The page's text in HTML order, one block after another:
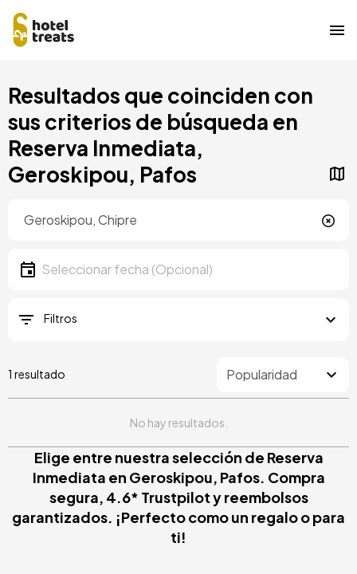
principal
Resultados que coinciden con
sus criterios de búsqueda en
Reserva Inmediata,
Geroskipou, Pafos
Fecha
Seleccionar fecha
Filtros
1 resultado
No hay resultados.
Elige entre nuestra selección de Reserva
Inmediata en Geroskipou, Pafos. Compra
segura, 4.6* Trustpilot y reembolsos
garantizados. ¡Perfecto como un regalo o para
ti!